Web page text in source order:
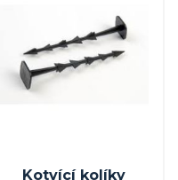
Kotvící kolíky